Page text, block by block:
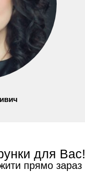
для Вас!
прямо зараз